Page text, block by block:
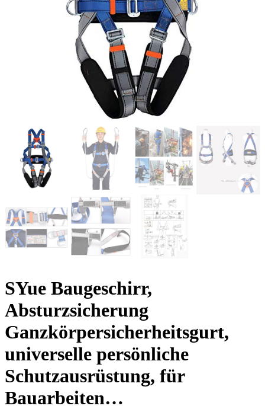
SYue Baugeschirr,
Absturzsicherung
Ganzkörpersicherheitsgurt,
universelle persönliche
Schutzausrüstung, für
Bauarbeiten…